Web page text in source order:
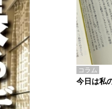
コラム
今日は私